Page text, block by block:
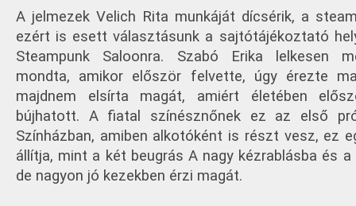
A jelmezek Velich Rita munkáját dícsérik, a
ezért is esett választásunk a sajtótájékoztató
Steampunk Saloonra. Szabó Erika lelkesen
mondta, amikor először felvette, úgy érezte
majdnem elsírta magát, amiért életében
bújhatott. A fiatal színésznőnek ez az első
Színházban, amiben alkotóként is részt vesz, ez
állítja, mint a két beugrás A nagy kézrablásba és
de nagyon jó kezekben érzi magát.